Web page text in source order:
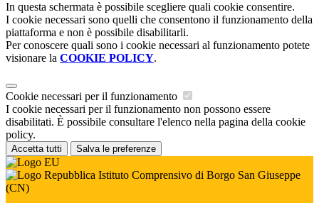
In questa schermata è possibile scegliere quali cookie consentire.
I cookie necessari sono quelli che consentono il funzionamento della
piattaforma e non è possibile disabilitarli.
Per conoscere quali sono i cookie necessari al funzionamento potete
visionare la COOKIE POLICY.
Cookie necessari per il funzionamento
I cookie necessari per il funzionamento non possono essere
disabilitati. È possibile consultare l'elenco nella pagina della cookie
policy.
Accetta tutti Salva le preferenze
Istituto Comprensivo di Borgo San Giuseppe
(CN)